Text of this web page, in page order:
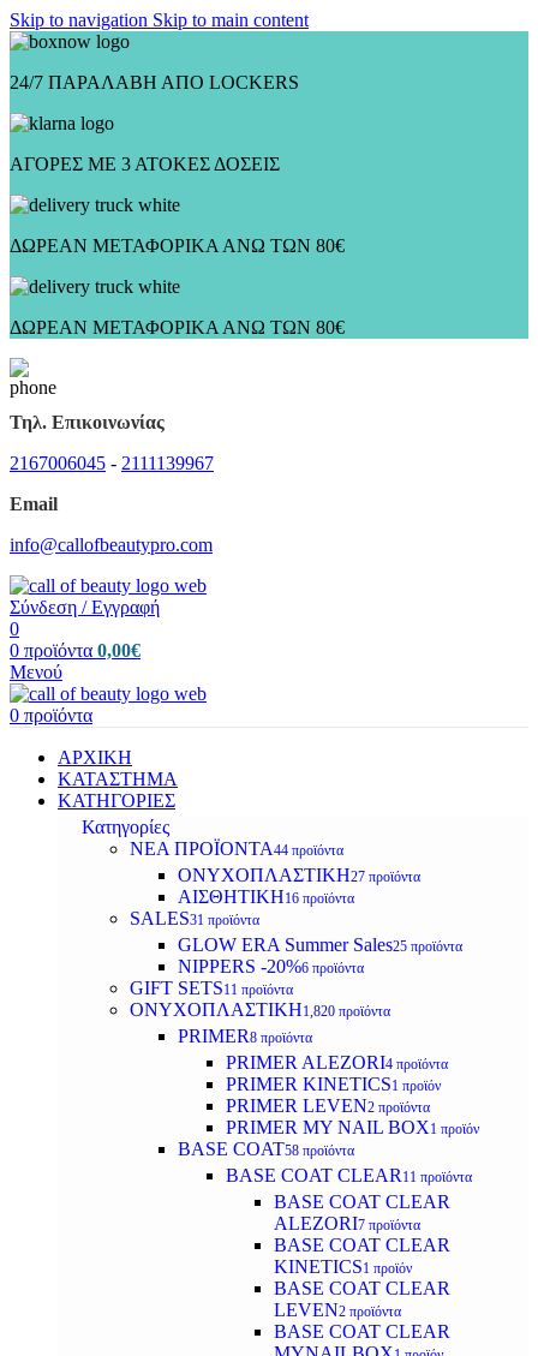
Skip to navigation Skip to main content
24/7 ΠΑΡΑΛΑΒΗ ΑΠΟ LOCKERS
ΑΓΟΡΕΣ ΜΕ 3 ΑΤΟΚΕΣ ΔΟΣΕΙΣ
ΔΩΡΕΑΝ ΜΕΤΑΦΟΡΙΚΑ ΑΝΩ ΤΩΝ 80€
ΔΩΡΕΑΝ ΜΕΤΑΦΟΡΙΚΑ ΑΝΩ ΤΩΝ 80€
Τηλ. Επικοινωνίας
2167006045 - 2111139967
Email
info@callofbeautypro.com
Σύνδεση / Εγγραφή
0
0 προϊόντα 0,00€
Μενού
0 προϊόντα
ΑΡΧΙΚΗ
ΚΑΤΑΣΤΗΜΑ
ΚΑΤΗΓΟΡΙΕΣ
Κατηγορίες
ΝΕΑ ΠΡΟΪΟΝΤΑ44 προϊόντα
ΟΝΥΧΟΠΛΑΣΤΙΚΗ27 προϊόντα
ΑΙΣΘΗΤΙΚΗ16 προϊόντα
SALES31 προϊόντα
GLOW ERA Summer Sales25 προϊόντα
NIPPERS -20%6 προϊόντα
GIFT SETS11 προϊόντα
ΟΝΥΧΟΠΛΑΣΤΙΚΗ1,820 προϊόντα
PRIMER8 προϊόντα
PRIMER ALEZORI4 προϊόντα
PRIMER KINETICS1 προϊόν
PRIMER LEVEN2 προϊόντα
PRIMER MY NAIL BOX1 προϊόν
BASE COAT58 προϊόντα
BASE COAT CLEAR 11 προϊόντα
BASE COAT CLEAR
ALEZORI7 προϊόντα
BASE COAT CLEAR
KINETICS1 προϊόν
BASE COAT CLEAR
LEVEN2 προϊόντα
BASE COAT CLEAR